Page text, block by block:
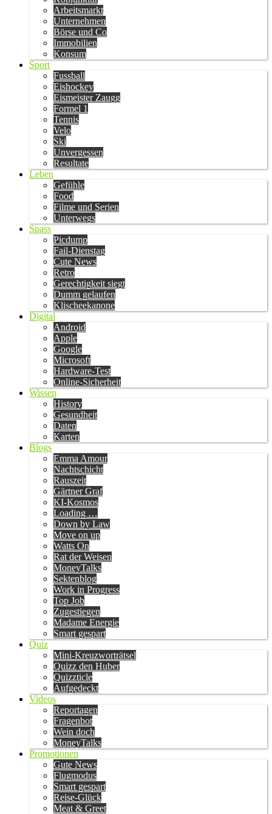
Arbeitsmarkt
Unternehmen
Börse und Co
Immobilien
Konsum
Sport
Fussball
Eishockey
Eismeister Zaugg
Formel 1
Tennis
Velo
Ski
Unvergessen
Resultate
Leben
Gefühle
Food
Filme und Serien
Unterwegs
Spass
Picdump
Fail-Dienstag
Cute News
Retro
Gerechtigkeit siegt
Dumm gelaufen
Klischeekanone
Digital
Android
Apple
Google
Microsoft
Hardware-Test
Online-Sicherheit
Wissen
History
Gesundheit
Daten
Karten
Blogs
Emma Amour
Nachtschicht
Rauszeit
Gärtner Graf
KI-Kosmos
Loading …
Down by Law
Move on up
Watts On
Rat der Weisen
MoneyTalks
Sektenblog
Work in Progress
Top Job
Zugestiegen
Madame Energie
Smart gespart
Quiz
Mini-Kreuzworträtsel
Quizz den Huber
Quizzticle
Aufgedeckt
Videos
Reportagen
Fragenbot
Wein doch
MoneyTalks
Promotionen
Gute News
Flugmodus
Smart gespart
Reise-Glück
Meat & Greet